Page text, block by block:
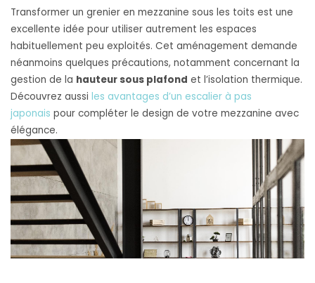
Transformer un grenier en mezzanine sous les toits est une
excellente idée pour utiliser autrement les espaces
habituellement peu exploités. Cet aménagement demande
néanmoins quelques précautions, notamment concernant la
gestion de la hauteur sous plafond et l’isolation thermique.
Découvrez aussi les avantages d’un escalier à pas
japonais pour compléter le design de votre mezzanine avec
élégance.